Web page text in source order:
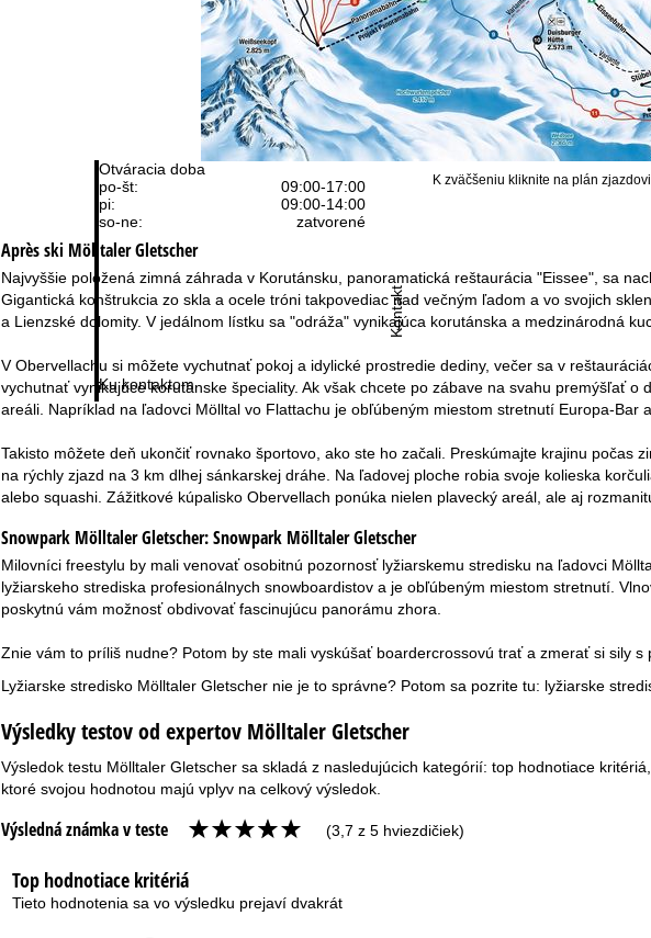
Otváracia doba
po-št:
09:00-17:00
pi:
09:00-14:00
so-ne:
zatvorené
Ku kontaktom
Kontakt
K zväčšeniu kliknite na plán
Après ski Mölltaler Gletscher
Najvyššie položená zimná záhrada v Korutánsku, panoramatická reštaurácia "Eissee", sa
Gigantická konštrukcia zo skla a ocele tróni takpovediac nad večným ľadom a vo svojich
a Lienzské dolomity. V jedálnom lístku sa "odráža" vynikajúca korutánska a medzinárodná
V Obervellachu si môžete vychutnať pokoj a idylické prostredie dediny, večer sa v
vychutnať vynikajúce korutánske špeciality. Ak však chcete po zábave na svahu premýšľať
areáli. Napríklad na ľadovci Mölltal vo Flattachu je obľúbeným miestom stretnutí Europa-Bar
Takisto môžete deň ukončiť rovnako športovo, ako ste ho začali. Preskúmajte krajinu počas
na rýchly zjazd na 3 km dlhej sánkarskej dráhe. Na ľadovej ploche robia svoje kolieska
alebo squashi. Zážitkové kúpalisko Obervellach ponúka nielen plavecký areál, ale aj
Snowpark Mölltaler Gletscher:Snowpark Mölltaler Gletscher
Milovníci freestylu by mali venovať osobitnú pozornosť lyžiarskemu stredisku na ľadovci
lyžiarskeho strediska profesionálnych snowboardistov a je obľúbeným miestom stretnutí.
poskytnú vám možnosť obdivovať fascinujúcu panorámu zhora.
Znie vám to príliš nudne? Potom by ste mali vyskúšať boardercrossovú trať a zmerať si sily s
Lyžiarske stredisko Mölltaler Gletscher nie je to správne? Potom sa pozrite tu: lyžiarske
Výsledky testov od expertov Mölltaler Gletscher
Výsledok testu Mölltaler Gletscher sa skladá z nasledujúcich kategórií: top hodnotiace
ktoré svojou hodnotou majú vplyv na celkový výsledok.
Výsledná známka v teste (3,7 z 5 hviezdičiek)
Top hodnotiace kritériá
Tieto hodnotenia sa vo výsledku prejaví dvakrát